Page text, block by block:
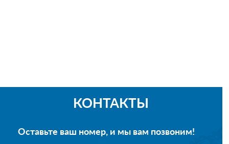
КОНТАКТЫ
Оставьте ваш номер, и мы вам позвоним!